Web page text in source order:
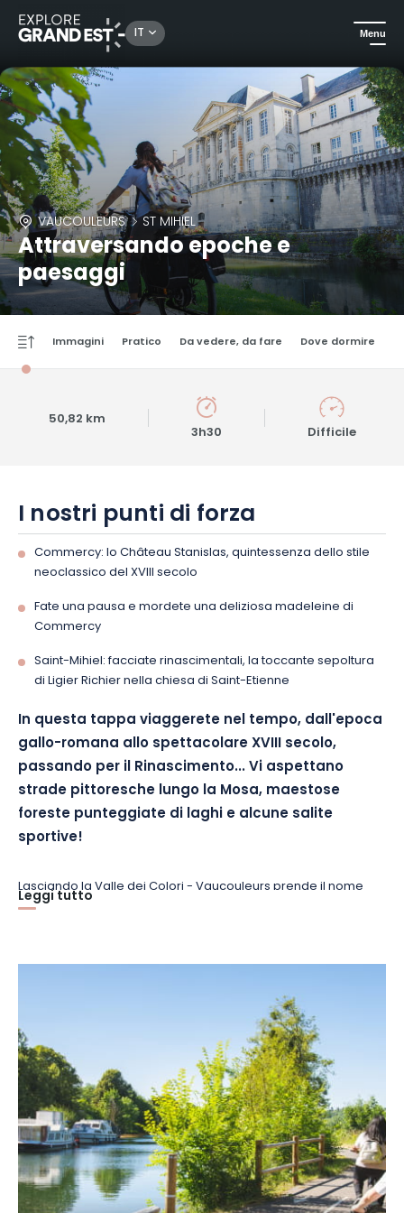
IT Menu
VAUCOULEURS ST MIHIEL
Attraversando epoche e
paesaggi
Immagini Pratico Da vedere, da fare Dove dormire
50,82 km
3h30 Difficile
I nostri punti di forza
Commercy: lo Château Stanislas, quintessenza dello stile
neoclassico del XVIII secolo
Fate una pausa e mordete una deliziosa madeleine di
Commercy
Saint-Mihiel: facciate rinascimentali, la toccante sepoltura
di Ligier Richier nella chiesa di Saint-Etienne
In questa tappa viaggerete nel tempo, dall'epoca
gallo-romana allo spettacolare XVIII secolo,
passando per il Rinascimento... Vi aspettano
strade pittoresche lungo la Mosa, maestose
foreste punteggiate di laghi e alcune salite
sportive!
Lasciando la Valle dei Colori - Vaucouleurs prende il nome
dalla gallo-romana Vallis Colorum - si possono seguire le
non solo per le sue
Château Stanislas
un superbo edificio neoclassico che ci riporta al XVIII secolo.
All'epoca, il re Stanislas abbellì in modo spettacolare la città di
Nancy e i suoi dintorni. Lo Château de Commercy era una
delle residenze preferite dell'ex re di Polonia e della sua corte.
Mécrin, Brasseitte, Han-sur-Meuse: il percorso si snoda
attraverso il bellissimoParco Naturale Regionale della
Lorena, conle sue foreste umide, gli stagni forestali e prativi e
i 340 laghi, che ospitano una notevole varietà di flora e fauna.
Leggi tutto